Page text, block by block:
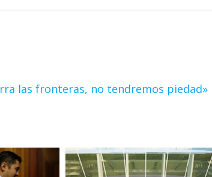
las fronteras, no tendremos piedad»